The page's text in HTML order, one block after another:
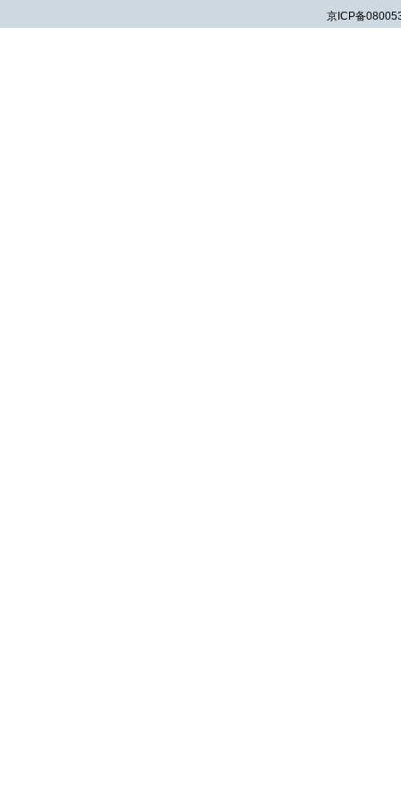
京ICP备